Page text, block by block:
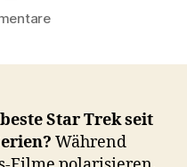
zu
Auftakt
Star Trek seit
Während